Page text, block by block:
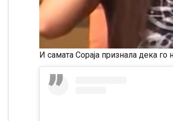
И самата Сораја признала дека го